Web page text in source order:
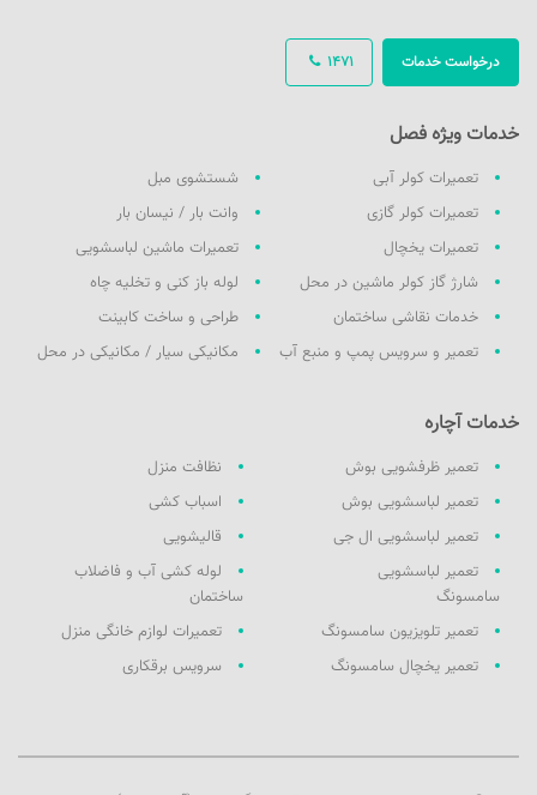
1471 درخواست خدمات
خدمات ویژه فصل
تعمیرات کولر آبی
تعمیرات کولر گازی
تعمیرات یخچال
شارژ گاز کولر ماشین در محل
خدمات نقاشی ساختمان
تعمیر و سرویس پمپ و منبع آب
شستشوی مبل
وانت بار / نیسان بار
تعمیرات ماشین لباسشویی
لوله باز کنی و تخلیه چاه
طراحی و ساخت کابینت
مکانیکی سیار / مکانیکی در محل
خدمات آچاره
تعمیر ظرفشویی بوش
تعمیر لباسشویی بوش
تعمیر لباسشویی ال جی
تعمیر لباسشویی
سامسونگ
تعمیر تلویزیون سامسونگ
تعمیر یخچال سامسونگ
نظافت منزل
اسباب کشی
قالیشویی
لوله کشی آب و فاضلاب
ساختمان
تعمیرات لوازم خانگی منزل
سرویس برقکاری